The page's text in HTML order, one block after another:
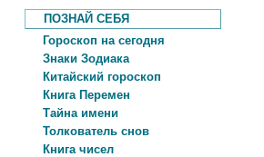
ПОЗНАЙ СЕБЯ
Гороскоп на сегодня
Знаки Зодиака
Китайский гороскоп
Книга Перемен
Тайна имени
Толкователь снов
Книга чисел